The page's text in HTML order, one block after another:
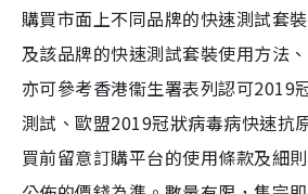
購買市面上不同品牌的快速測試套
及該品牌的快速測試套裝使用方法
亦可參考香港衞生署表列認可2019
測試、歐盟2019冠狀病毒病快速抗
買前留意訂購平台的使用條款及細